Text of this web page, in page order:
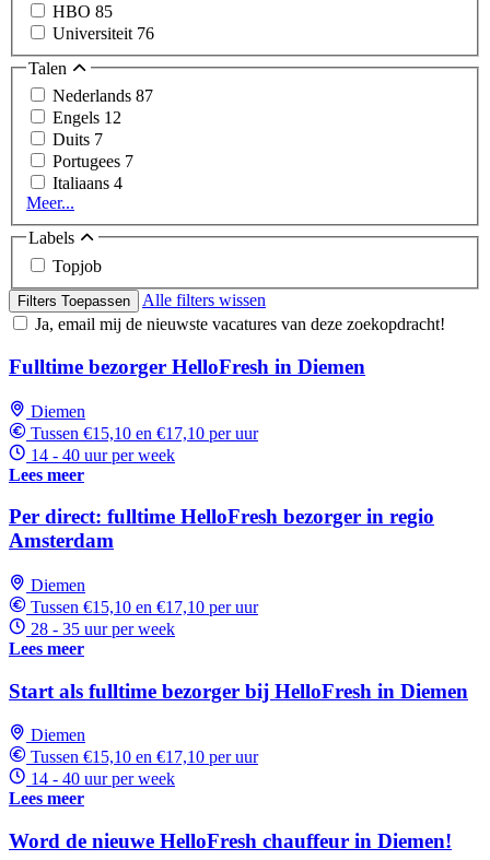
HBO 85
Universiteit 76
Talen
Nederlands 87
Engels 12
Duits 7
Portugees 7
Italiaans 4
Meer...
Labels
Topjob
Filters Toepassen
Alle filters wissen
Ja, email mij de nieuwste vacatures van deze zoekopdracht!
Fulltime bezorger HelloFresh in Diemen
Diemen
Tussen €15,10 en €17,10 per uur
14 - 40 uur per week
Lees meer
Per direct: fulltime HelloFresh bezorger in regio
Amsterdam
Diemen
Tussen €15,10 en €17,10 per uur
28 - 35 uur per week
Lees meer
Start als fulltime bezorger bij HelloFresh in Diemen
Diemen
Tussen €15,10 en €17,10 per uur
14 - 40 uur per week
Lees meer
Word de nieuwe HelloFresh chauffeur in Diemen!